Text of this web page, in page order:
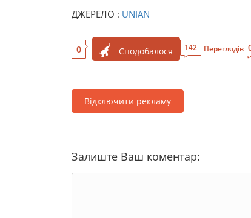
ДЖЕРЕЛО : UNIAN
0 Сподобалося 142 Переглядів
Відключити рекламу
Залиште Ваш коментар: